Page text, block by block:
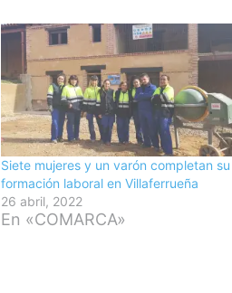
Siete mujeres y un varón completan su
formación laboral en Villaferrueña
26 abril, 2022
En «COMARCA»